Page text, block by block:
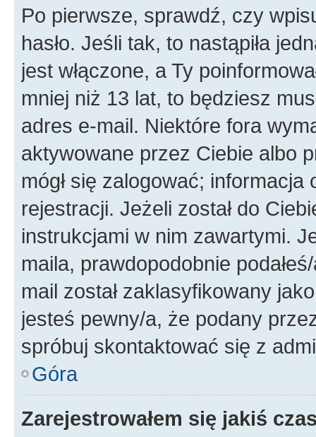
Po pierwsze, sprawdź, czy
hasło. Jeśli tak, to nastąpiła
jest włączone, a Ty
mniej niż 13 lat, to będziesz
adres e-mail. Niektóre fora
aktywowane przez Ciebie albo
mógł się zalogować;
rejestracji. Jeżeli został do
instrukcjami w nim zawartymi.
maila, prawdopodobnie
mail został zaklasyfikowany
jesteś pewny/a, że podany
spróbuj skontaktować się z
Góra
Zarejestrowałem się jakiś